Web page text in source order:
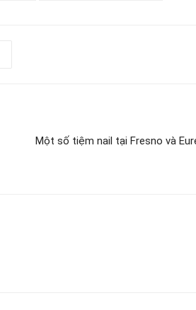
Một số tiệm nail tại Fresno và